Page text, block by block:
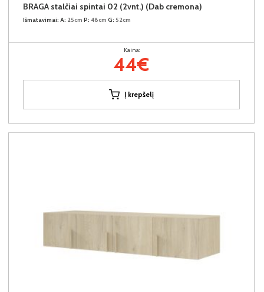
BRAGA stalčiai spintai 02 (2vnt.) (Dab cremona)
Išmatavimai: A: 25cm P: 48cm G: 52cm
Kaina:
44€
Į krepšelį